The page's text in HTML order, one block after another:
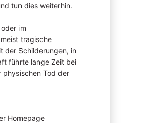
tun dies weiterhin.
im
tragische
der Schilderungen, in
führte lange Zeit bei
physischen Tod der
Homepage